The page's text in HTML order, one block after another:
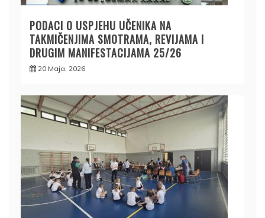
PODACI O USPJEHU UČENIKA NA
TAKMIČENJIMA SMOTRAMA, REVIJAMA I
DRUGIM MANIFESTACIJAMA 25/26
20 Maja, 2026